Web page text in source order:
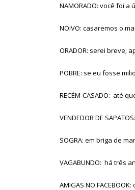
NAMORADO: você foi
NOIVO: casaremos o
ORADOR: serei breve;
POBRE: se eu fosse
RECÉM-CASADO: até
VENDEDOR DE
SOGRA: em briga de
VAGABUNDO: há três
AMIGAS NO